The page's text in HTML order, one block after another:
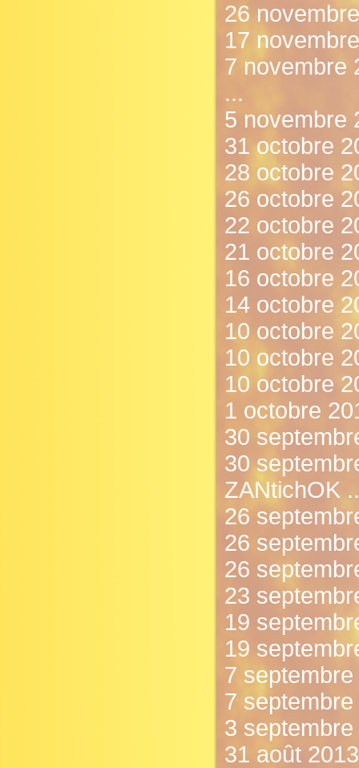
26
17
7 novembre
...
5 novembre
31 octobre
28 octobre
26 octobre
22 octobre
21 octobre
16 octobre
14 octobre
10 octobre
10 octobre
10 octobre
1 octobre
30
30
ZANtichOK
26
26
26
23
19
19
7
7
3
31 août